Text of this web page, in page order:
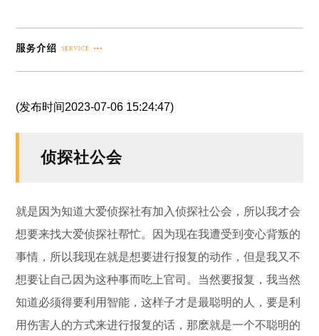
(发布时间2023-07-06 15:24:47)
侦探社公会
就是因为知道大爱侦探社有加入侦探社公会，所以我才会
想要来找大爱侦探社帮忙。因为现在我遭受到变心背叛的
事情，所以我现在就是想要进行报复的动作，但是我又不
想要让自己因为这种事而吃上官司。当然要报复，我当然
知道必须得要利用智能，这样子才是最聪明的人，要是利
用伤害人的方式来进行报复的话，那麽就是一个不聪明的